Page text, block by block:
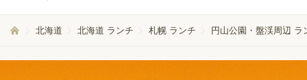
北海道 北海道 ランチ 札幌 ランチ 円山公園・盤渓周辺 ラ